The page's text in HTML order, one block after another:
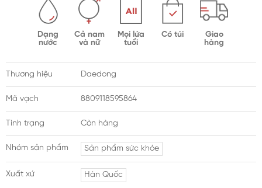
Dạng
nước
Cả nam
và nữ
Mọi lứa
tuổi
Có túi
Giao
hàng
Thương hiệu Daedong
Mã vạch 8809118595864
Tình trạng Còn hàng
Nhóm sản phẩm Sản phẩm sức khỏe
Xuất xứ Hàn Quốc